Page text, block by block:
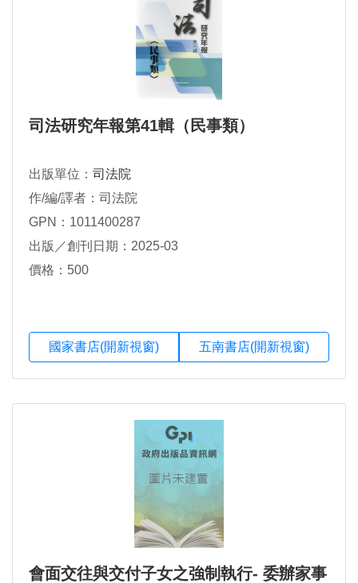
司法研究年報第41輯（民事類）
出版單位： 司法院
作/編/譯者：司法院
GPN：1011400287
出版／創刊日期：2025-03
價格：500
國家書店(開新視窗) 五南書店(開新視窗)
會面交往與交付子女之強制執行- 委辦家事